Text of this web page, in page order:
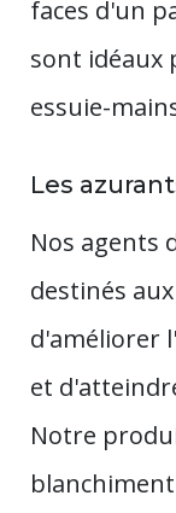
faces d'un
sont idéaux
essuie-
Les
Nos agents
destinés
d'améliorer
et
Notre